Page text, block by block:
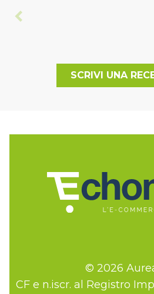
SCRIVI UNA
© 2026
CF e n.iscr. al Registro